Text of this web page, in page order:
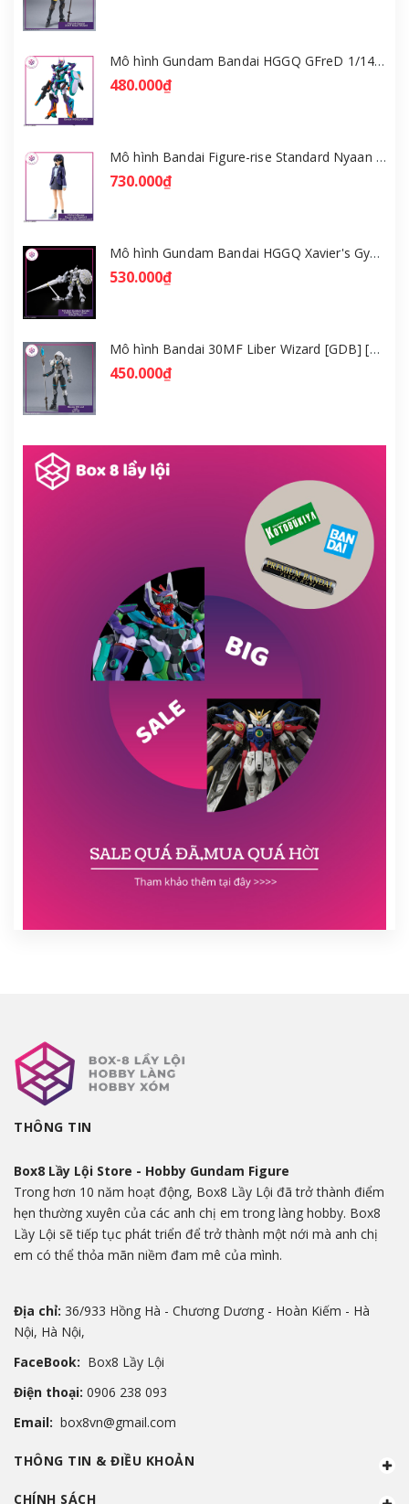
Mô hình Gundam Bandai HGGQ GFreD 1/144 [GDB] [BHG]
480.000₫
Mô hình Bandai Figure-rise Standard Nyaan - Gundam GQuuuuuuX [GDB] [FRS]
730.000₫
Mô hình Gundam Bandai HGGQ Xavier's Gyan Hakuji-Packs 1/144 [GDB] [BHG]
530.000₫
Mô hình Bandai 30MF Liber Wizard [GDB] [30MF]
450.000₫
THÔNG TIN
Box8 Lầy Lội Store - Hobby Gundam Figure
Trong hơn 10 năm hoạt động, Box8 Lầy Lội đã trở thành điểm
hẹn thường xuyên của các anh chị em trong làng hobby. Box8
Lầy Lội sẽ tiếp tục phát triển để trở thành một nới mà anh chị
em có thể thỏa mãn niềm đam mê của mình.
Địa chỉ: 36/933 Hồng Hà - Chương Dương - Hoàn Kiếm - Hà
Nội, Hà Nội,
FaceBook: Box8 Lầy Lội
Điện thoại: 0906 238 093
Email: box8vn@gmail.com
THÔNG TIN & ĐIỀU KHOẢN
CHÍNH SÁCH